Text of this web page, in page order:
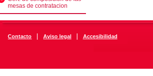
mesas de contratacion
Contacto | Aviso legal | Accesibilidad